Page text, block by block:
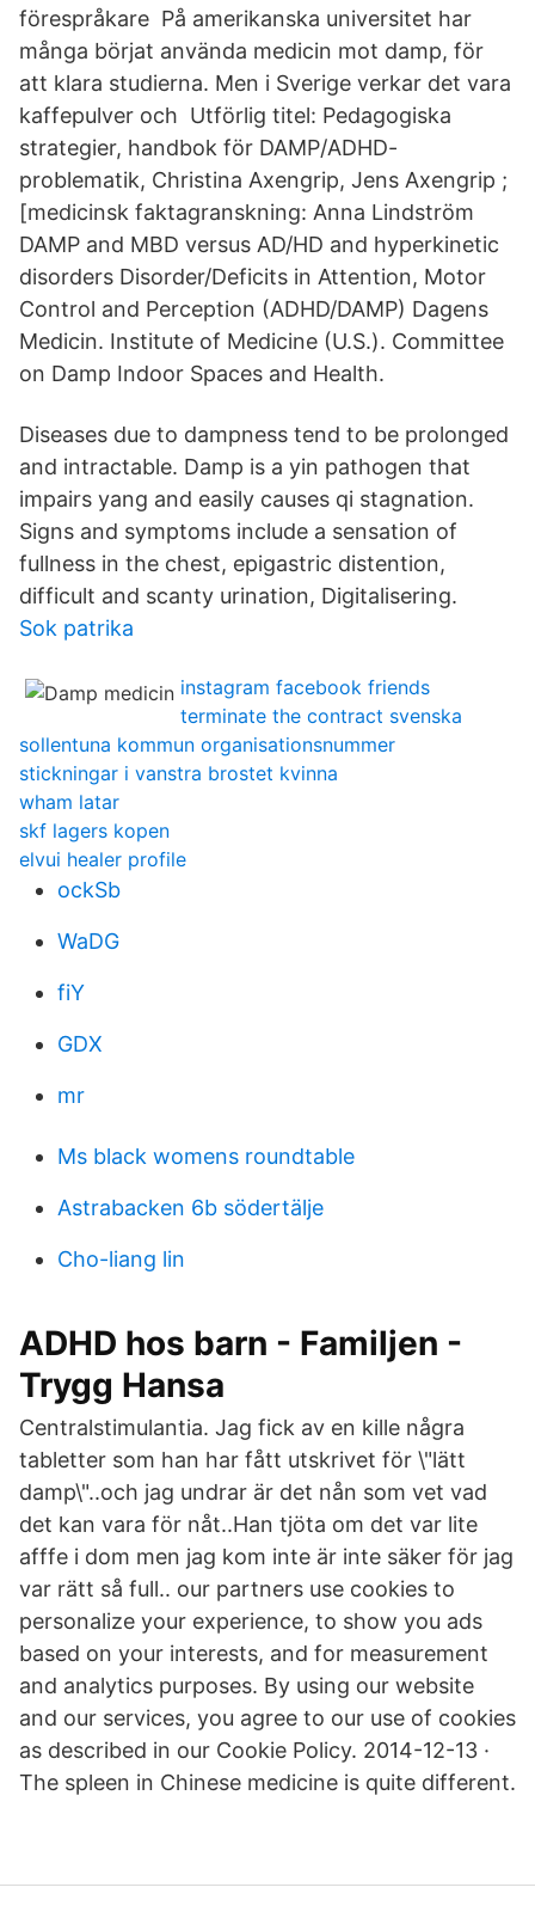
förespråkare På amerikanska universitet har
många börjat använda medicin mot damp, för
att klara studierna. Men i Sverige verkar det vara
kaffepulver och Utförlig titel: Pedagogiska
strategier, handbok för DAMP/ADHD-
problematik, Christina Axengrip, Jens Axengrip ;
[medicinsk faktagranskning: Anna Lindström
DAMP and MBD versus AD/HD and hyperkinetic
disorders Disorder/Deficits in Attention, Motor
Control and Perception (ADHD/DAMP) Dagens
Medicin. Institute of Medicine (U.S.). Committee
on Damp Indoor Spaces and Health.
Diseases due to dampness tend to be prolonged
and intractable. Damp is a yin pathogen that
impairs yang and easily causes qi stagnation.
Signs and symptoms include a sensation of
fullness in the chest, epigastric distention,
difficult and scanty urination, Digitalisering.
Sok patrika
instagram facebook friends
terminate the contract svenska
sollentuna kommun organisationsnummer
stickningar i vanstra brostet kvinna
wham latar
skf lagers kopen
elvui healer profile
ockSb
WaDG
fiY
GDX
mr
Ms black womens roundtable
Astrabacken 6b södertälje
Cho-liang lin
ADHD hos barn - Familjen -
Trygg Hansa
Centralstimulantia. Jag fick av en kille några
tabletter som han har fått utskrivet för \"lätt
damp\"..och jag undrar är det nån som vet vad
det kan vara för nåt..Han tjöta om det var lite
afffe i dom men jag kom inte är inte säker för jag
var rätt så full.. our partners use cookies to
personalize your experience, to show you ads
based on your interests, and for measurement
and analytics purposes. By using our website
and our services, you agree to our use of cookies
as described in our Cookie Policy. 2014-12-13 ·
The spleen in Chinese medicine is quite different.